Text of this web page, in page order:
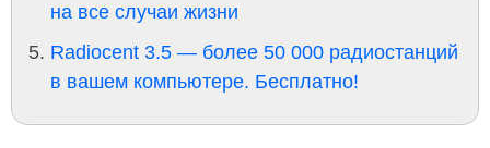
на все случаи жизни
Radiocent 3.5 — более 50 000 радиостанций
в вашем компьютере. Бесплатно!